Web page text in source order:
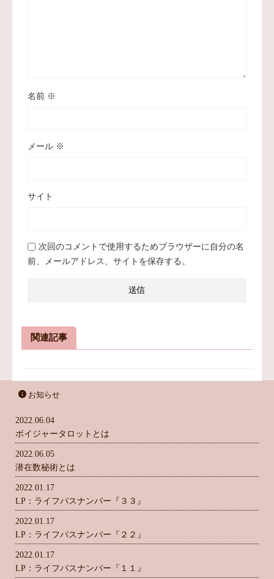
名前 ※
メール ※
サイト
次回のコメントで使用するためブラウザーに自分の名
前、メールアドレス、サイトを保存する。
関連記事
お知らせ
2022.06.04
ボイジャータロットとは
2022.06.05
潜在数秘術とは
2022.01.17
LP：ライフパスナンバー『３３』
2022.01.17
LP：ライフパスナンバー『２２』
2022.01.17
LP：ライフパスナンバー『１１』